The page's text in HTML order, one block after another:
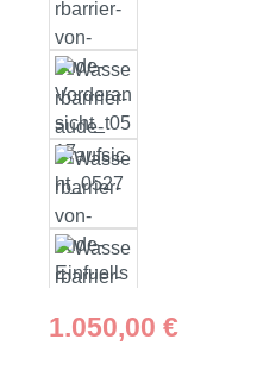
Regulärer Preis:
1.050,00 €